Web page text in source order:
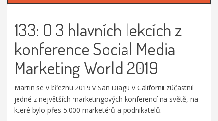
133: O 3 hlavních lekcích z
konference Social Media
Marketing World 2019
Martin se v březnu 2019 v San Diagu v Californii zúčastnil
jedné z největších marketingových konferencí na světě, na
které bylo přes 5.000 marketérů a podnikatelů.